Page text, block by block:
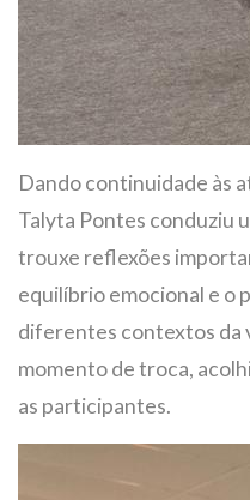
Dando continuidade às
Talyta Pontes conduziu
trouxe reflexões
equilíbrio emocional e o
diferentes contextos da
momento de troca,
as participantes.